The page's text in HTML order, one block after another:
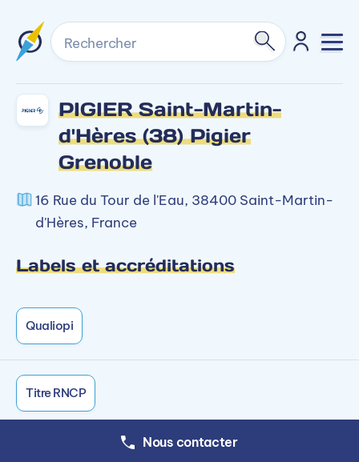
Rechercher
PIGIER Saint-Martin-
d'Hères (38) Pigier
Grenoble
16 Rue du Tour de l'Eau, 38400 Saint-Martin-
d'Hères, France
Labels et accréditations
Qualiopi
Titre RNCP
Nous contacter